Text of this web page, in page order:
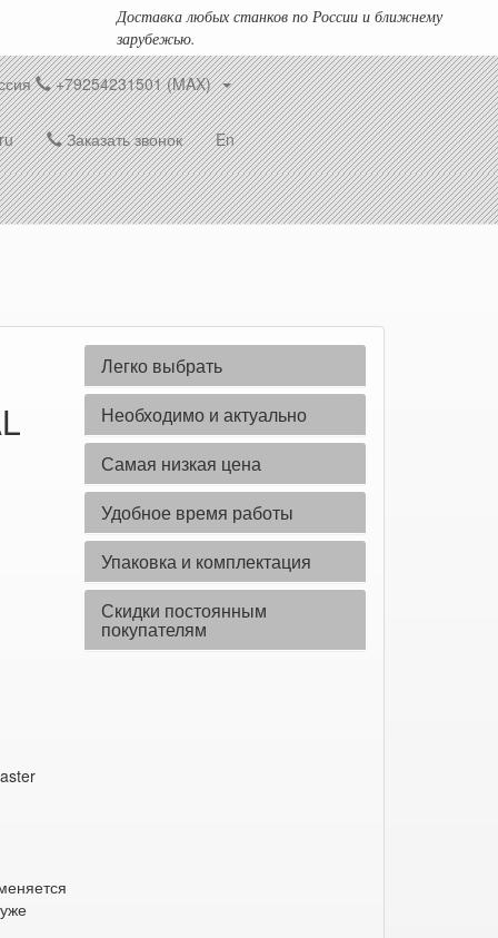
Доставка любых станков по России и ближнему
зарубежью.
+79254231501 (MAX)
Заказать звонок En
Легко выбрать
Необходимо и актуально
Самая низкая цена
Удобное время работы
Упаковка и комплектация
Скидки постоянным
покупателям